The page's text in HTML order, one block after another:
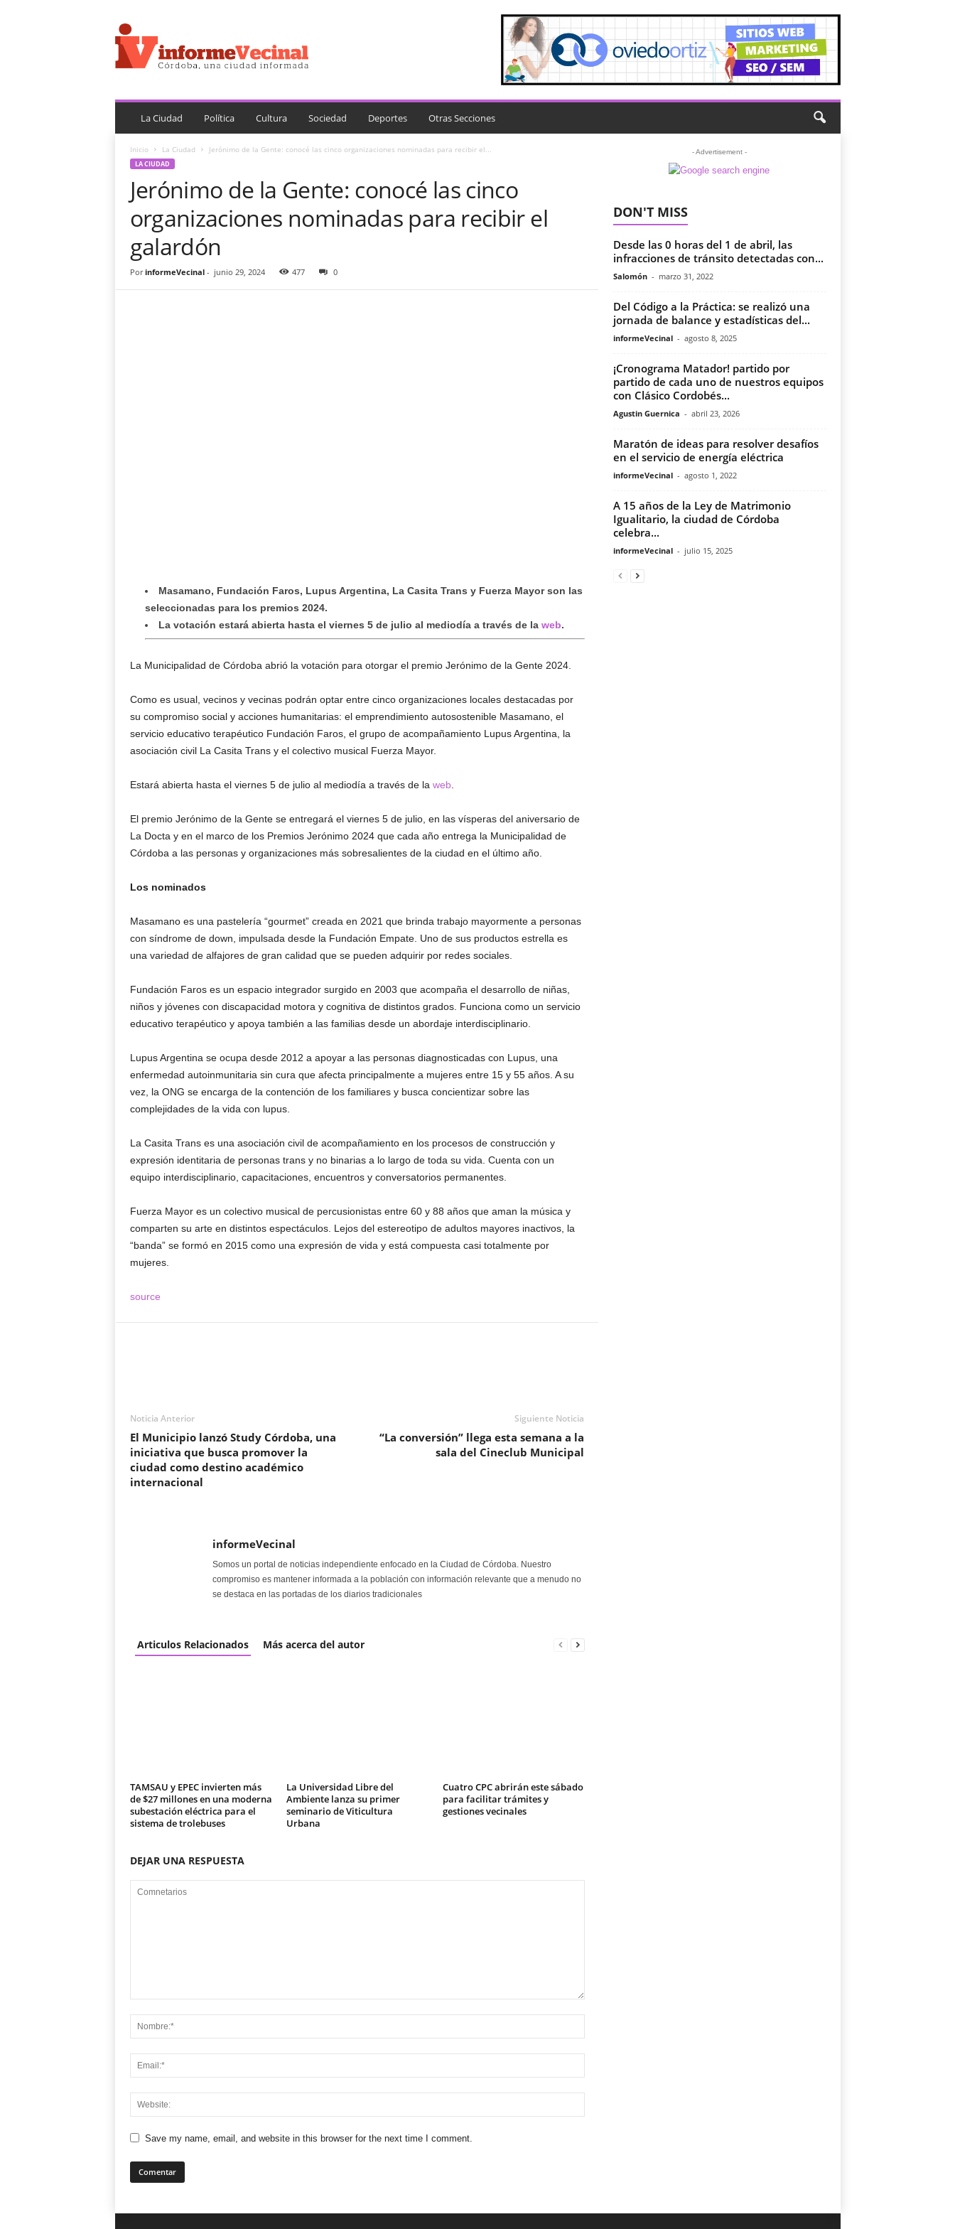
n
f
o
e
e
La Ciudad Política Cultura Sociedad Deportes Otras Secciones
Inicio La Ciudad Jerónimo de la Gente: conocé las cinco organizaciones nominadas para recibir el...
LA CIUDAD
Jerónimo de la Gente: conocé las cinco
organizaciones nominadas para recibir el
galardón
Por informeVecinal- junio 29, 2024 477 0
Masamano, Fundación Faros, Lupus Argentina, La Casita Trans y Fuerza Mayor son las
seleccionadas para los premios 2024.
La votación estará abierta hasta el viernes 5 de julio al mediodía a través de la web.
La Municipalidad de Córdoba abrió la votación para otorgar el premio Jerónimo de la Gente 2024.
Como es usual, vecinos y vecinas podrán optar entre cinco organizaciones locales destacadas por
su compromiso social y acciones humanitarias: el emprendimiento autosostenible Masamano, el
servicio educativo terapéutico Fundación Faros, el grupo de acompañamiento Lupus Argentina, la
asociación civil La Casita Trans y el colectivo musical Fuerza Mayor.
Estará abierta hasta el viernes 5 de julio al mediodía a través de la web.
El premio Jerónimo de la Gente se entregará el viernes 5 de julio, en las vísperas del aniversario de
La Docta y en el marco de los Premios Jerónimo 2024 que cada año entrega la Municipalidad de
Córdoba a las personas y organizaciones más sobresalientes de la ciudad en el último año.
Los nominados
Masamano es una pastelería “gourmet” creada en 2021 que brinda trabajo mayormente a personas
con síndrome de down, impulsada desde la Fundación Empate. Uno de sus productos estrella es
una variedad de alfajores de gran calidad que se pueden adquirir por redes sociales.
Fundación Faros es un espacio integrador surgido en 2003 que acompaña el desarrollo de niñas,
niños y jóvenes con discapacidad motora y cognitiva de distintos grados. Funciona como un servicio
educativo terapéutico y apoya también a las familias desde un abordaje interdisciplinario.
Lupus Argentina se ocupa desde 2012 a apoyar a las personas diagnosticadas con Lupus, una
enfermedad autoinmunitaria sin cura que afecta principalmente a mujeres entre 15 y 55 años. A su
vez, la ONG se encarga de la contención de los familiares y busca concientizar sobre las
complejidades de la vida con lupus.
La Casita Trans es una asociación civil de acompañamiento en los procesos de construcción y
expresión identitaria de personas trans y no binarias a lo largo de toda su vida. Cuenta con un
equipo interdisciplinario, capacitaciones, encuentros y conversatorios permanentes.
Fuerza Mayor es un colectivo musical de percusionistas entre 60 y 88 años que aman la música y
comparten su arte en distintos espectáculos. Lejos del estereotipo de adultos mayores inactivos, la
“banda” se formó en 2015 como una expresión de vida y está compuesta casi totalmente por
mujeres.
source
Noticia Anterior
El Municipio lanzó Study Córdoba, una
iniciativa que busca promover la
ciudad como destino académico
internacional
Siguiente Noticia
“La conversión” llega esta semana a la
sala del Cineclub Municipal
informeVecinal
Somos un portal de noticias independiente enfocado en la Ciudad de Córdoba. Nuestro
compromiso es mantener informada a la población con información relevante que a menudo no
se destaca en las portadas de los diarios tradicionales
Articulos Relacionados Más acerca del autor
TAMSAU y EPEC invierten más
de $27 millones en una moderna
subestación eléctrica para el
sistema de trolebuses
La Universidad Libre del
Ambiente lanza su primer
seminario de Viticultura
Urbana
Cuatro CPC abrirán este sábado
para facilitar trámites y
gestiones vecinales
DEJAR UNA RESPUESTA
Save my name, email, and website in this browser for the next time I comment.
- Advertisement -
DON'T MISS
Desde las 0 horas del 1 de abril, las
infracciones de tránsito detectadas con...
Salomón - marzo 31, 2022
Del Código a la Práctica: se realizó una
jornada de balance y estadísticas del...
informeVecinal - agosto 8, 2025
¡Cronograma Matador! partido por
partido de cada uno de nuestros equipos
con Clásico Cordobés...
Agustin Guernica - abril 23, 2026
Maratón de ideas para resolver desafíos
en el servicio de energía eléctrica
informeVecinal - agosto 1, 2022
A 15 años de la Ley de Matrimonio
Igualitario, la ciudad de Córdoba
celebra...
informeVecinal - julio 15, 2025